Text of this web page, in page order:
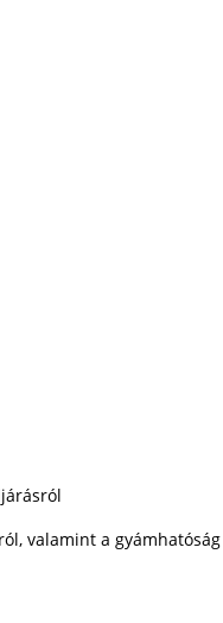
valamint a gyámhatóság